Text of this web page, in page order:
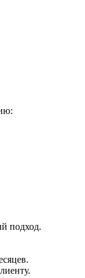
подход.